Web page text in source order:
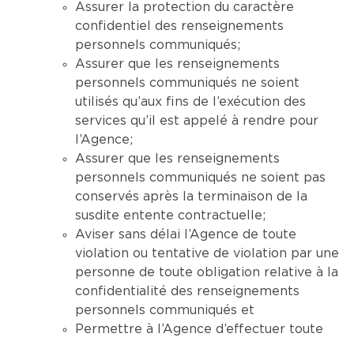
Assurer la protection du caractère
confidentiel des renseignements
personnels communiqués;
Assurer que les renseignements
personnels communiqués ne soient
utilisés qu’aux fins de l’exécution des
services qu’il est appelé à rendre pour
l’Agence;
Assurer que les renseignements
personnels communiqués ne soient pas
conservés après la terminaison de la
susdite entente contractuelle;
Aviser sans délai l’Agence de toute
violation ou tentative de violation par une
personne de toute obligation relative à la
confidentialité des renseignements
personnels communiqués et
Permettre à l’Agence d’effectuer toute